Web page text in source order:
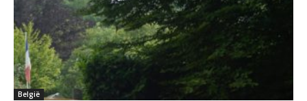
België